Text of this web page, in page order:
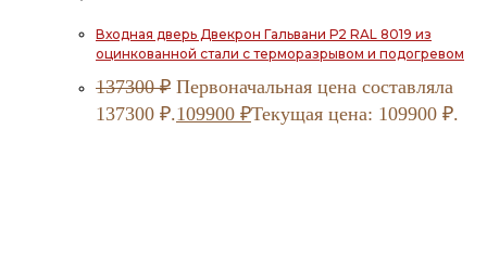
Входная дверь Двекрон Гальвани Р2 RAL 8019 из
оцинкованной стали с терморазрывом и подогревом
137300₽ Первоначальная цена составляла
137300 ₽.109900 ₽Текущая цена: 109900 ₽.